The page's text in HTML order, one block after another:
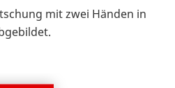
mit zwei Händen in